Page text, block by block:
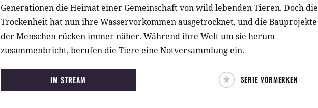
Generationen die Heimat einer Gemeinschaft von wild lebenden Tieren. Doch die
Trockenheit hat nun ihre Wasservorkommen ausgetrocknet, und die Bauprojekte
der Menschen rücken immer näher. Während ihre Welt um sie herum
zusammenbricht, berufen die Tiere eine Notversammlung ein.
IM STREAM SERIE VORMERKEN